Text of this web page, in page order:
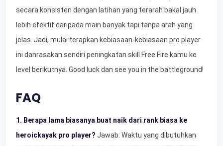
secara konsisten dengan latihan yang terarah bakal jauh
lebih efektif daripada main banyak tapi tanpa arah yang
jelas. Jadi, mulai terapkan kebiasaan-kebiasaan pro player
ini danrasakan sendiri peningkatan skill Free Fire kamu ke
level berikutnya. Good luck dan see you in the battleground!
FAQ
1. Berapa lama biasanya buat naik dari rank biasa ke
heroickayak pro player? Jawab: Waktu yang dibutuhkan